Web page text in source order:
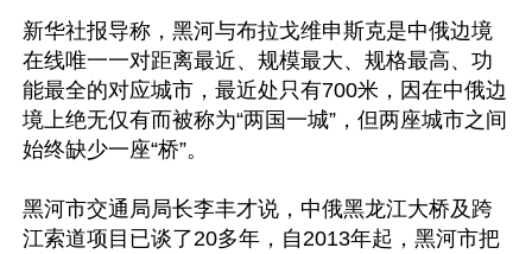
新华社报导称，黑河与布拉戈维申斯克是中俄边境
在线唯一一对距离最近、规模最大、规格最高、功
能最全的对应城市，最近处只有700米，因在中俄边
境上绝无仅有而被称为“两国一城”，但两座城市之间
始终缺少一座“桥”。
黑河市交通局局长李丰才说，中俄黑龙江大桥及跨
江索道项目已谈了20多年，自2013年起，黑河市把